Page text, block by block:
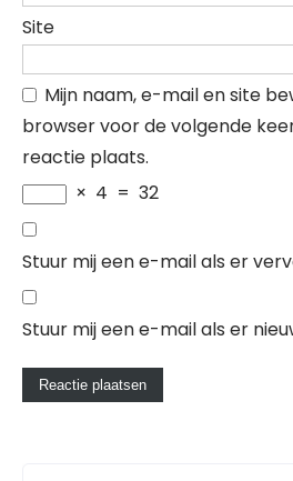
Site
Mijn naam, e-mail en site
browser voor de volgende
reactie plaats.
× 4 = 32
Stuur mij een e-mail als er
Stuur mij een e-mail als er